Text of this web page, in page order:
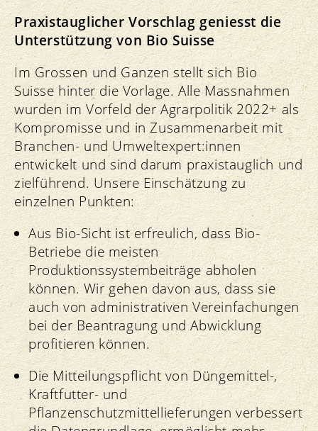
Praxistauglicher Vorschlag geniesst die
Unterstützung von Bio Suisse
Im Grossen und Ganzen stellt sich Bio
Suisse hinter die Vorlage. Alle Massnahmen
wurden im Vorfeld der Agrarpolitik 2022+ als
Kompromisse und in Zusammenarbeit mit
Branchen- und Umweltexpert:innen
entwickelt und sind darum praxistauglich und
zielführend. Unsere Einschätzung zu
einzelnen Punkten:
Aus Bio-Sicht ist erfreulich, dass Bio-
Betriebe die meisten
Produktionssystembeiträge abholen
können. Wir gehen davon aus, dass sie
auch von administrativen Vereinfachungen
bei der Beantragung und Abwicklung
profitieren können.
Die Mitteilungspflicht von Düngemittel-,
Kraftfutter- und
Pflanzenschutzmittellieferungen verbessert